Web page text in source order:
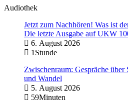
Audiothek
Jetzt zum Nachhören! Was ist
Die letzte Ausgabe auf UKW
6. August 2026
1Stunde
Zwischenraum: Gespräche
und Wandel
5. August 2026
59Minuten